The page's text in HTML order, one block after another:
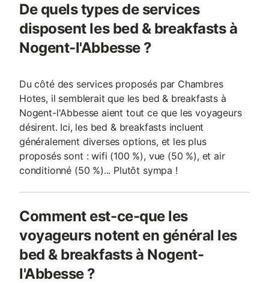
De quels types de services
disposent les bed & breakfasts à
Nogent-l'Abbesse ?
Du côté des services proposés par Chambres
Hotes, il semblerait que les bed & breakfasts à
Nogent-l'Abbesse aient tout ce que les voyageurs
désirent. Ici, les bed & breakfasts incluent
généralement diverses options, et les plus
proposés sont : wifi (100 %), vue (50 %), et air
conditionné (50 %)... Plutôt sympa !
Comment est-ce-que les
voyageurs notent en général les
bed & breakfasts à Nogent-
l'Abbesse ?